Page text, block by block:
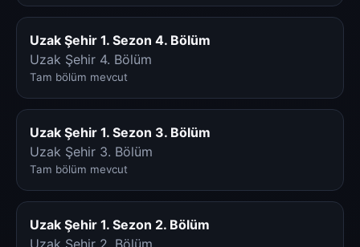
Uzak Şehir 1. Sezon 4. Bölüm
Uzak Şehir 4. Bölüm
Tam bölüm mevcut
Uzak Şehir 1. Sezon 3. Bölüm
Uzak Şehir 3. Bölüm
Tam bölüm mevcut
Uzak Şehir 1. Sezon 2. Bölüm
Uzak Şehir 2. Bölüm